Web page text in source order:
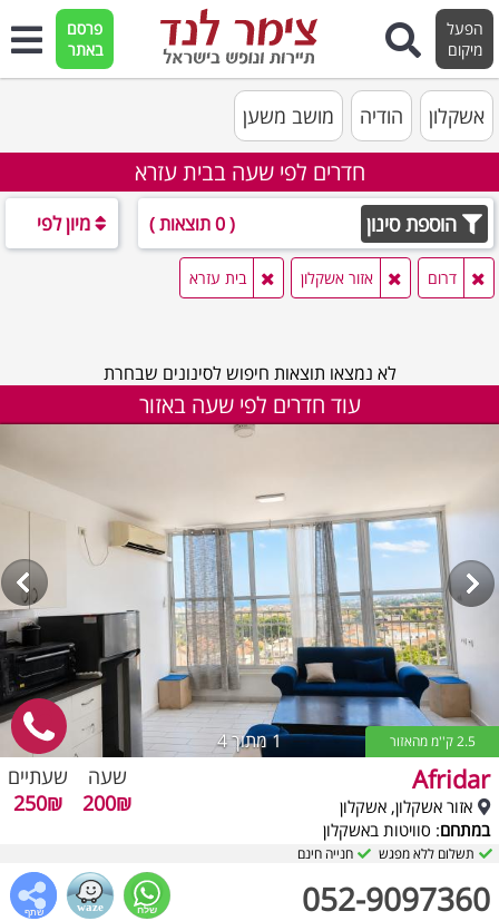
הפעל
מיקום
פרסם
באתר
אשקלון הודיה מושב משען
חדרים לפי שעה בבית עזרא
הוספת סינון ( 0 תוצאות ) מיון לפי
דרום אזור אשקלון בית עזרא
לא נמצאו תוצאות חיפוש לסינונים שבחרת
עוד חדרים לפי שעה באזור
1מתוך 4 2.5 ק''מ מהאזור
Afridar
אזור אשקלון, אשקלון
במתחם: סוויטות באשקלון
052-9097360
שעה
200₪
שעתיים
250₪
תשלום ללא מפגש חנייה חינם